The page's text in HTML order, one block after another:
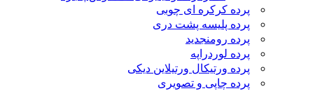
پرده کرکره ای چوبی
پرده پلیسه پشت دری
پرده رومنجدید
پرده لوردراپه
پرده ورتیکال ورتیلاین دیکی
پرده چاپی و تصویری